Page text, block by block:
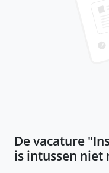
De vacature "
is intussen niet